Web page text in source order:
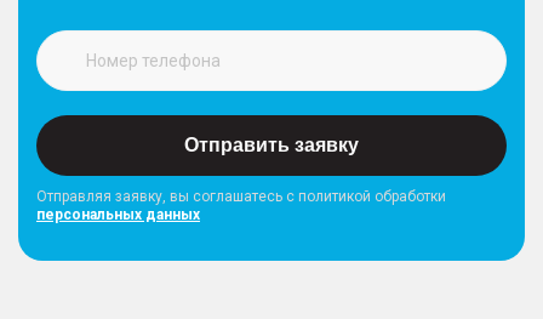
Отправить заявку
Отправляя заявку, вы соглашатесь с политикой обработки
персональных данных